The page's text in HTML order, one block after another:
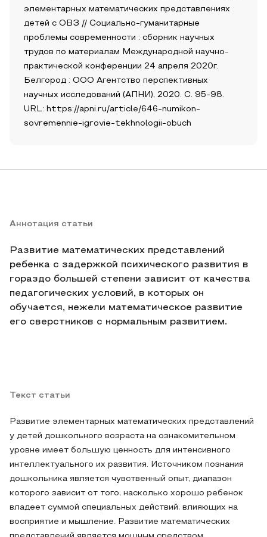
элементарных математических представлениях
детей с ОВЗ // Социально-гуманитарные
проблемы современности : сборник научных
трудов по материалам Международной научно-
практической конференции 24 апреля 2020г.
Белгород : ООО Агентство перспективных
научных исследований (АПНИ), 2020. С. 95-98.
URL: https://apni.ru/article/646-numikon-
sovremennie-igrovie-tekhnologii-obuch
Аннотация статьи
Развитие математических представлений
ребенка с задержкой психического развития в
гораздо большей степени зависит от качества
педагогических условий, в которых он
обучается, нежели математическое развитие
его сверстников с нормальным развитием.
Текст статьи
Развитие элементарных математических представлений
у детей дошкольного возраста на ознакомительном
уровне имеет большую ценность для интенсивного
интеллектуального их развития. Источником познания
дошкольника является чувственный опыт, диапазон
которого зависит от того, насколько хорошо ребенок
владеет суммой специальных действий, влияющих на
восприятие и мышление. Развитие математических